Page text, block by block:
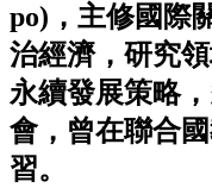
po)，主修國際
治經濟，研究
永續發展策略
會，曾在聯合
習。